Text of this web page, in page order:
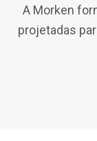
A Morken
projetadas